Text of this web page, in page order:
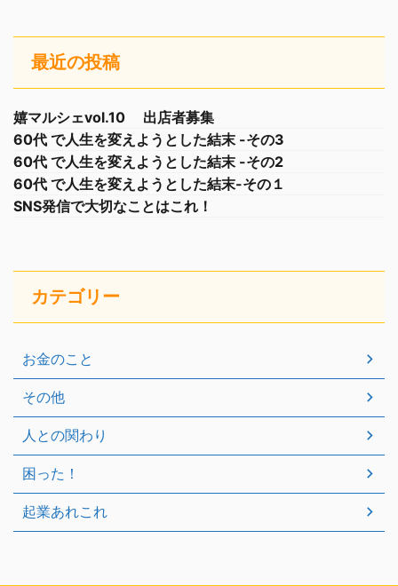
最近の投稿
嬉マルシェvol.10 出店者募集
60代 で人生を変えようとした結末 -その3
60代 で人生を変えようとした結末 -その2
60代 で人生を変えようとした結末-その１
SNS発信で大切なことはこれ！
カテゴリー
お金のこと
その他
人との関わり
困った！
起業あれこれ